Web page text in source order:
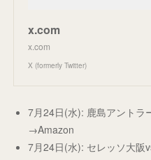
x.com
x.com
X (formerly Twitter)
7月24日(水): 鹿島アントラ
→Amazon
7月24日(水): セレッソ大